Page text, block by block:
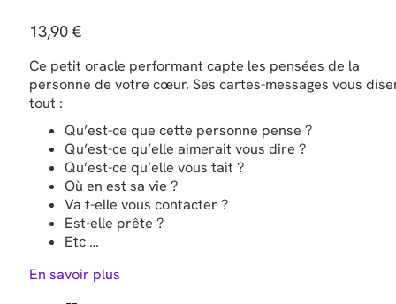
13,90 €
Ce petit oracle performant capte les pensées de la
personne de votre cœur. Ses cartes-messages vous
tout :
Qu’est-ce que cette personne pense ?
Qu’est-ce qu’elle aimerait vous dire ?
Qu’est-ce qu’elle vous tait ?
Où en est sa vie ?
Va t-elle vous contacter ?
Est-elle prête ?
Etc …
En savoir plus